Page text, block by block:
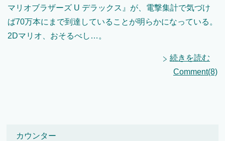
マリオブラザーズ U デラックス』が、電撃集計で気づけ
ば70万本にまで到達していることが明らかになっている。
2Dマリオ、おそるべし…。
続きを読む
Comment(8)
カウンター